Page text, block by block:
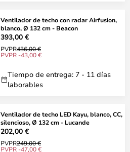
Ventilador de techo con radar Airfusion,
blanco, Ø 132 cm - Beacon
393,00 €
PVPR436,00 €
PVPR -43,00 €
Tiempo de entrega: 7 - 11 días
laborables
Ventilador de techo LED Kayu, blanco, CC,
silencioso, Ø 132 cm - Lucande
202,00 €
PVPR249,00 €
PVPR -47,00 €